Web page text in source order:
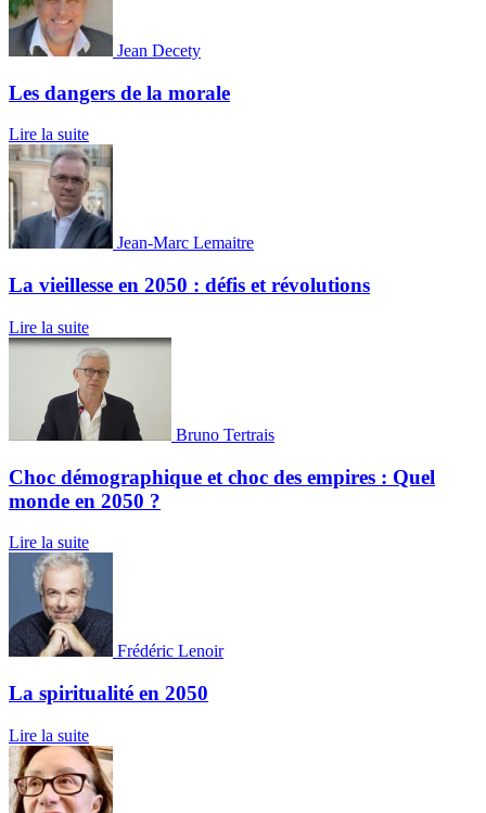
Jean Decety
Les dangers de la morale
Lire la suite
Jean-Marc Lemaitre
La vieillesse en 2050 : défis et révolutions
Lire la suite
Bruno Tertrais
Choc démographique et choc des empires : Quel
monde en 2050 ?
Lire la suite
Frédéric Lenoir
La spiritualité en 2050
Lire la suite